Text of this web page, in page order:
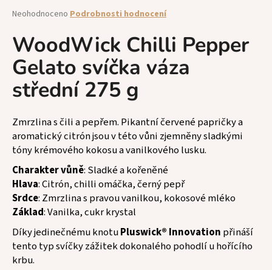
Průměrné
produktu
je
0,0
z
hvězdiček.
Neohodnoceno Podrobnosti hodnocení
WoodWick Chilli Pepper
Gelato svíčka váza
střední 275 g
Zmrzlina s čili a pepřem. Pikantní červené papričky a
aromatický citrón jsou v této vůni zjemněny sladkými
tóny krémového kokosu a vanilkového lusku.
Charakter vůně: Sladké a kořeněné
Hlava: Citrón, chilli omáčka, černý pepř
Srdce: Zmrzlina s pravou vanilkou, kokosové mléko
Základ: Vanilka, cukr krystal
Díky jedinečnému knotuPluswick® Innovation přináší
tento typ svíčky zážitek dokonalého pohodlí u hořícího
krbu.
a
j
í
t
?
HLEDAT
D
o
p
o
r
u